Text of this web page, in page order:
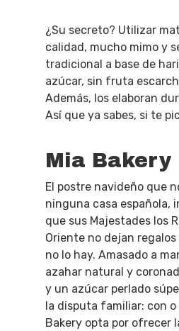
¿Su secreto? Utilizar
calidad, mucho mimo y
tradicional a base de
azúcar, sin fruta
Además, los elaboran
Así que ya sabes, si te
Mia Bakery
El postre navideño que
ninguna casa española,
que sus Majestades los
Oriente no dejan
no lo hay. Amasado a
azahar natural y
y un azúcar perlado
la disputa familiar: con o
Bakery opta por ofrecer